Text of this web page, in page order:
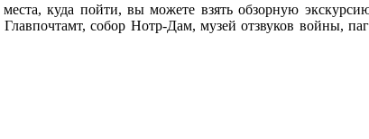
места, куда пойти, вы можете взять обзорную
собор Нотр-Дам, музей отзвуков войны,